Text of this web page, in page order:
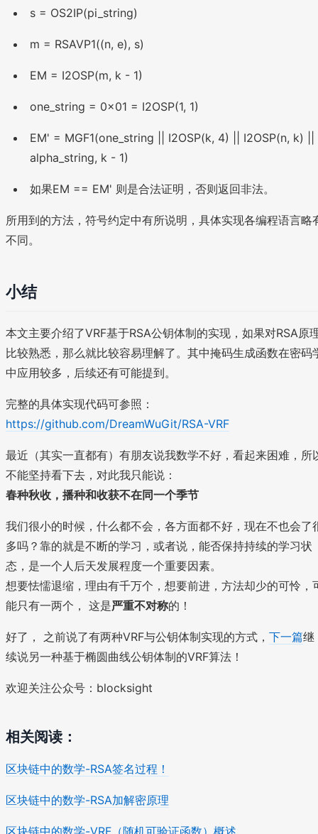
s = OS2IP(pi_string)
m = RSAVP1((n, e), s)
EM = I2OSP(m, k - 1)
one_string = 0x01 = I2OSP(1, 1)
EM' = MGF1(one_string || I2OSP(k, 4) || I2OSP(n, k) ||
alpha_string, k - 1)
如果EM == EM' 则是合法证明，否则返回非法。
所用到的方法，符号约定中有所说明，具体实现各编程语言略
不同。
小结
本文主要介绍了VRF基于RSA公钥体制的实现，如果对RSA原
比较熟悉，那么就比较容易理解了。其中掩码生成函数在密码
中应用较多，后续还有可能提到。
完整的具体实现代码可参照：
https://github.com/DreamWuGit/RSA-VRF
最近（其实一直都有）有朋友说我数学不好，看起来困难，所
不能坚持看下去，对此我只能说：
春种秋收，播种和收获不在同一个季节
我们很小的时候，什么都不会，各方面都不好，现在不也会了
多吗？靠的就是不断的学习，或者说，能否保持持续的学习状
态，是一个人后天发展程度一个重要因素。
想要怯懦退缩，理由有千万个，想要前进，方法却少的可怜，
能只有一两个， 这是严重不对称的！
好了， 之前说了有两种VRF与公钥体制实现的方式， 下一篇继
续说另一种基于椭圆曲线公钥体制的VRF算法！
欢迎关注公众号：blocksight
相关阅读：
区块链中的数学-RSA签名过程！
区块链中的数学-RSA加解密原理
区块链中的数学-VRF（随机可验证函数）概述